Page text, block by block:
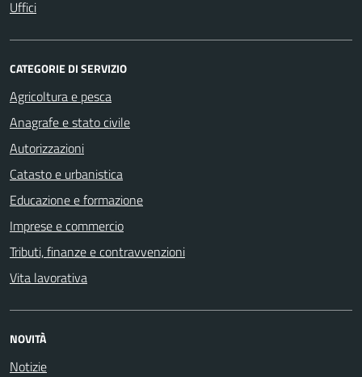
Uffici
CATEGORIE DI SERVIZIO
Agricoltura e pesca
Anagrafe e stato civile
Autorizzazioni
Catasto e urbanistica
Educazione e formazione
Imprese e commercio
Tributi, finanze e contravvenzioni
Vita lavorativa
NOVITÀ
Notizie